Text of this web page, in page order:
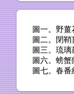
圖一。野薑
圖二。閉鞘
圖三。琉璃
圖六。螃蟹
圖七。春番